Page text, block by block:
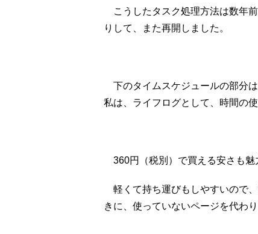
こうしたタスク処理方法は数年
りして、また再開しました。
下のタイムスケジュールの部分
私は、ライフログとして、時間の
360円（税別）で買える安さも魅
軽くて持ち運びもしやすいので
きに、使っていないページを代わ